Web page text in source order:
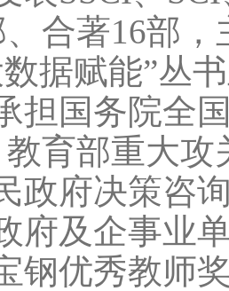
合著16部，
据赋能”丛
担国务院全
育部重大攻
政府决策咨
府及企事业
钢优秀教师